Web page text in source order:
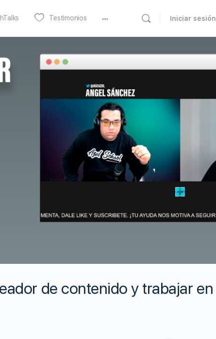
Testimonios Iniciar sesión
de contenido y trabajar en